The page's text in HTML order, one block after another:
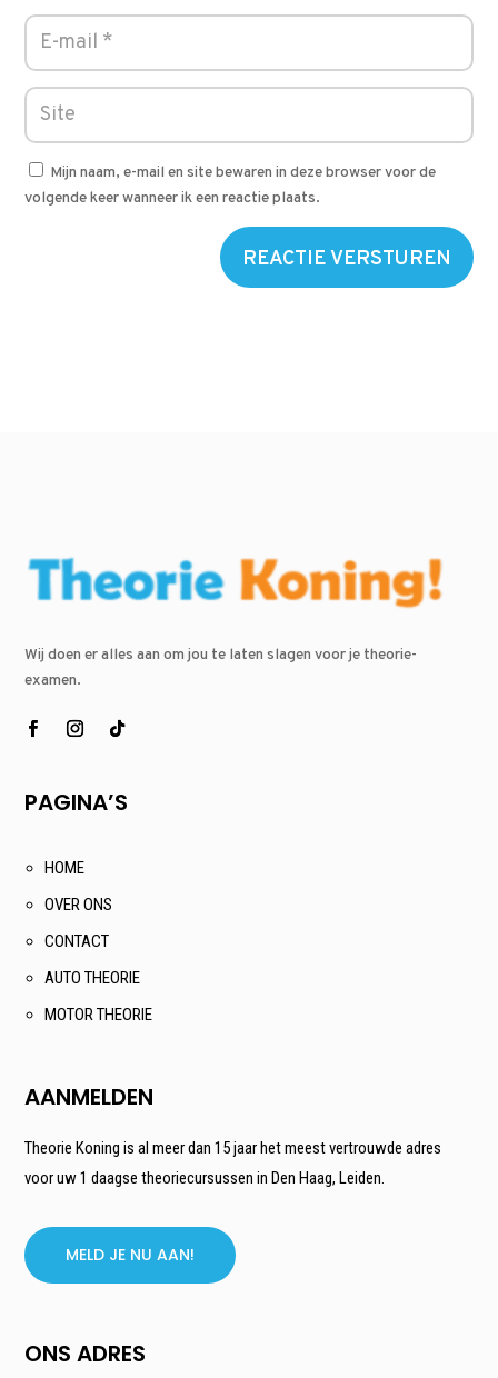
Mijn naam, e-mail en site bewaren in deze browser voor de
volgende keer wanneer ik een reactie plaats.
REACTIE VERSTUREN
Wij doen er alles aan om jou te laten slagen voor je theorie-
examen.
PAGINA’S
HOME
OVER ONS
CONTACT
AUTO THEORIE
MOTOR THEORIE
AANMELDEN
Theorie Koning is al meer dan 15 jaar het meest vertrouwde adres
voor uw 1 daagse theoriecursussen in Den Haag, Leiden.
MELD JE NU AAN!
ONS ADRES